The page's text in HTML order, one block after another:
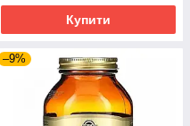
Купити
–9%